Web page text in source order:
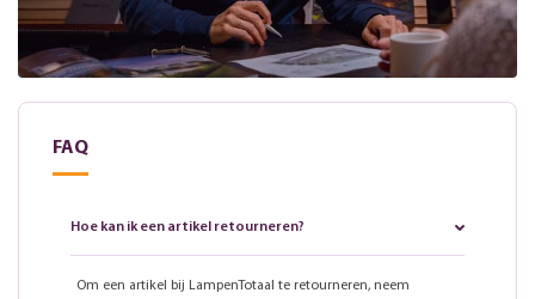
FAQ
Hoe kan ik een artikel retourneren?
Om een artikel bij LampenTotaal te retourneren, neem